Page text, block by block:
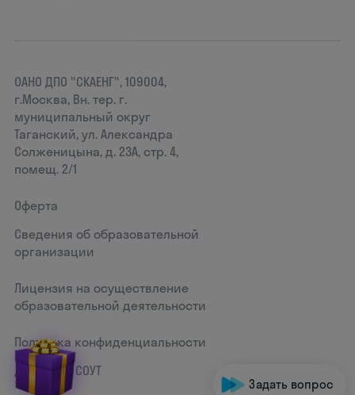
ОАНО ДПО "СКАЕНГ", 109004,
г.Москва, Вн. тер. г.
муниципальный округ
Таганский, ул. Александра
Солженицына, д. 23А, стр. 4,
помещ. 2/1
Оферта
Сведения об образовательной
организации
Лицензия на осуществление
образовательной деятельности
Политика конфиденциальности
Документ СОУТ
Задать вопрос